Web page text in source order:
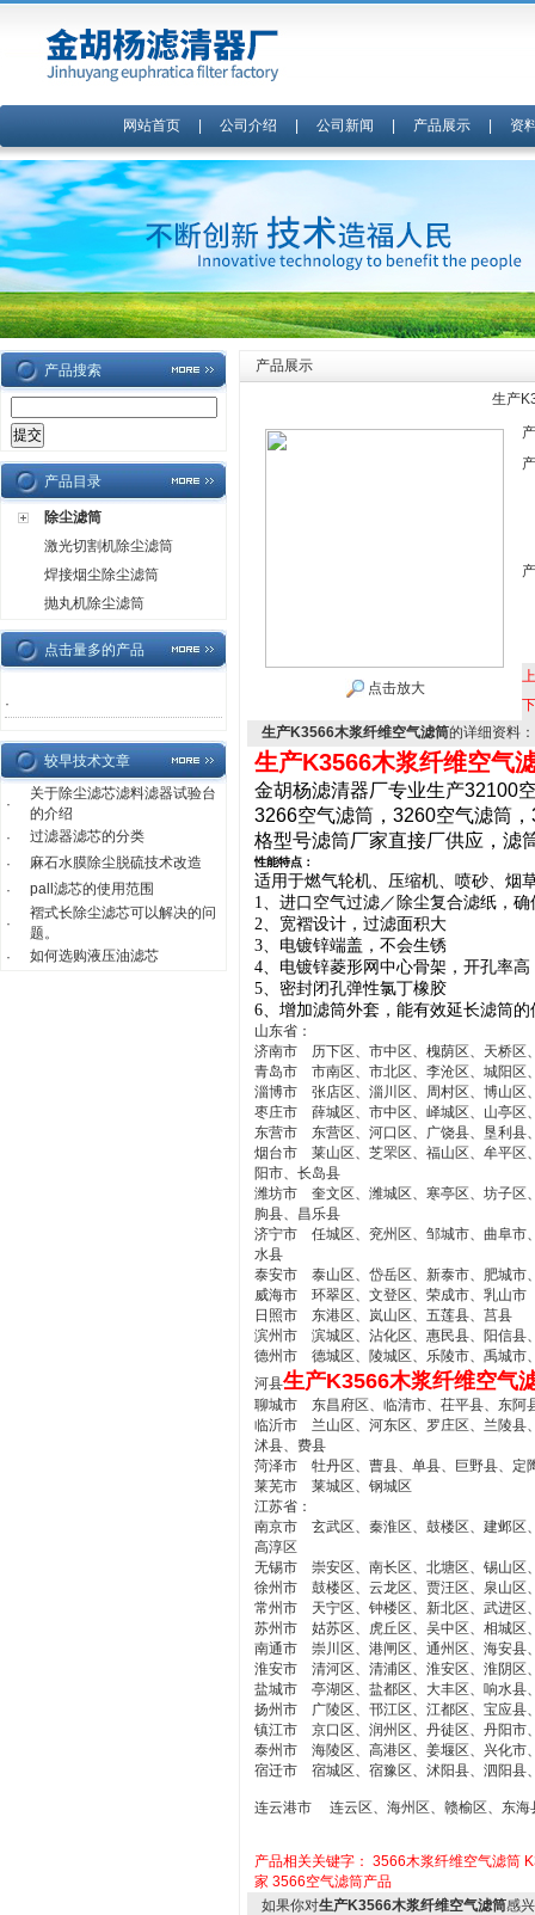
网站首页| 公司介绍 公司新闻 产品展示| 资
产品搜索
产品目录
除尘滤筒
激光切割机除尘滤筒
焊接烟尘除尘滤筒
抛丸机除尘滤筒
点击量多的产品
·
较早技术文章
·
关于除尘滤芯滤料滤器试验台
的介绍
·
过滤器滤芯的分类
·
麻石水膜除尘脱硫技术改造
·
pall滤芯的使用范围
·
褶式长除尘滤芯可以解决的问
题。
·
如何选购液压油滤芯
产品展示
生产
点击放大
生产K3566木浆纤维空气滤筒的详细资料：
生产K3566木浆纤维空气
金胡杨滤清器厂专业生产32100
3266空气滤筒，3260空气滤筒
格型号滤筒厂家直接厂供应，滤
性能特点：
适用于燃气轮机、压缩机、喷砂、烟
1、进口空气过滤／除尘复合滤纸，
2、宽褶设计，过滤面积大
3、电镀锌端盖，不会生锈
4、电镀锌菱形网中心骨架，开孔率高
5、密封闭孔弹性氯丁橡胶
6、增加滤筒外套，能有效延长滤筒的
山东省：
济南市 历下区、市中区、槐荫区、天桥区
青岛市 市南区、市北区、李沧区、城阳区
淄博市 张店区、淄川区、周村区、博山区
枣庄市 薛城区、市中区、峄城区、山亭区
东营市 东营区、河口区、广饶县、垦利县
烟台市 莱山区、芝罘区、福山区、牟平区
阳市、长岛县
潍坊市 奎文区、潍城区、寒亭区、坊子区
朐县、昌乐县
济宁市 任城区、兖州区、邹城市、曲阜市
水县
泰安市 泰山区、岱岳区、新泰市、肥城市
威海市 环翠区、文登区、荣成市、乳山市
日照市 东港区、岚山区、五莲县、莒县
滨州市 滨城区、沾化区、惠民县、阳信县
德州市 德城区、陵城区、乐陵市、禹城市
河县生产K3566木浆纤维空气
聊城市 东昌府区、临清市、茌平县、东阿
临沂市 兰山区、河东区、罗庄区、兰陵县
沭县、费县
菏泽市 牡丹区、曹县、单县、巨野县、定
莱芜市 莱城区、钢城区
江苏省：
南京市 玄武区、秦淮区、鼓楼区、建邺区
高淳区
无锡市 崇安区、南长区、北塘区、锡山区
徐州市 鼓楼区、云龙区、贾汪区、泉山区
常州市 天宁区、钟楼区、新北区、武进区
苏州市 姑苏区、虎丘区、吴中区、相城区
南通市 崇川区、港闸区、通州区、海安县
淮安市 清河区、清浦区、淮安区、淮阴区
盐城市 亭湖区、盐都区、大丰区、响水县
扬州市 广陵区、邗江区、江都区、宝应县
镇江市 京口区、润州区、丹徒区、丹阳市
泰州市 海陵区、高港区、姜堰区、兴化市
宿迁市 宿城区、宿豫区、沭阳县、泗阳县
连云港市 连云区、海州区、赣榆区、东海
产品相关关键字： 3566木浆纤维空气滤筒
家 3566空气滤筒产品
如果你对生产K3566木浆纤维空气滤筒感